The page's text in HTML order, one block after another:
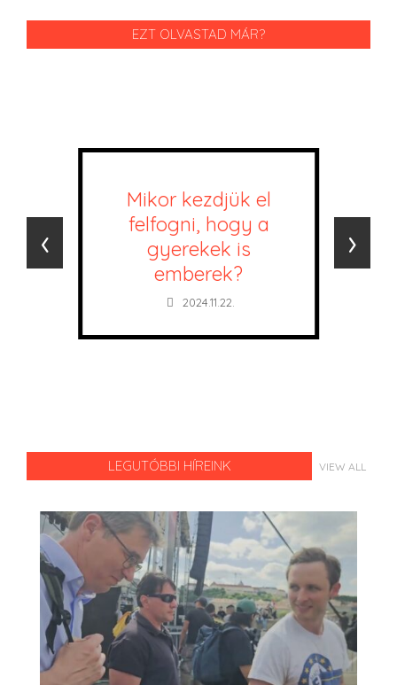
EZT OLVASTAD MÁR?
Mikor kezdjük el
felfogni, hogy a
gyerekek is
emberek?
2024.11.22.
‹ ›
LEGUTÓBBI HÍREINK VIEW ALL